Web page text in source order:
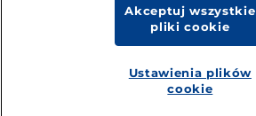
Przejdź na górę stronyAkceptuj wszystkie
pliki cookie
Ustawienia plików
cookie